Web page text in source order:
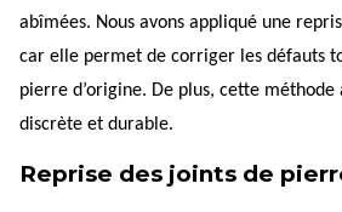
abîmées. Nous avons appliqué une
car elle permet de corriger les défauts
pierre d’origine. De plus, cette méthode
discrète et durable.
Reprise des joints de